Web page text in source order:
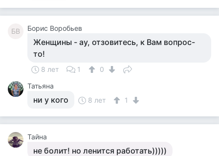
БВ Борис Воробьев
Женщины - ау, отзовитесь, к Вам вопрос-
то!
8 лет 1
0
Татьяна
ни у кого 8 лет 1
Тайна
не болит! но ленится работать)))))